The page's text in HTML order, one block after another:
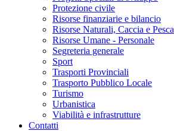
Protezione civile
Risorse finanziarie e bilancio
Risorse Naturali, Caccia e Pesca
Risorse Umane - Personale
Segreteria generale
Sport
Trasporti Provinciali
Trasporto Pubblico Locale
Turismo
Urbanistica
Viabilità e infrastrutture
Contatti